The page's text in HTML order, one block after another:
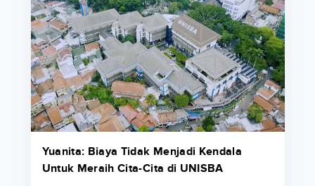
Yuanita: Biaya Tidak Menjadi Kendala
Untuk Meraih Cita-Cita di UNISBA